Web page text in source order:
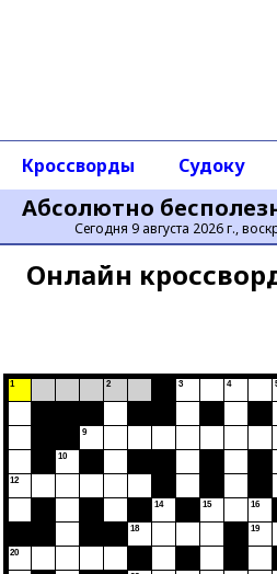
Абсолютно
Сегодня 9 августа 2026 г.,
Кроссворды Судоку
Онлайн
1
12
20
10
9
2
18
14
3
15
4
16
19